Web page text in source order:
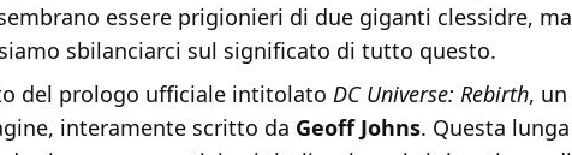
essere prigionieri di due giganti clessidre, ma
sbilanciarci sul significato di tutto questo.
del prologo ufficiale intitolato DC Universe: Rebirth, un
interamente scritto da Geoff Johns. Questa lunga